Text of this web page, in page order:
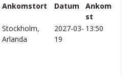
Ankomstort Datum
Ankom
st
Stockholm,
Arlanda
2027-03-
19
13:50